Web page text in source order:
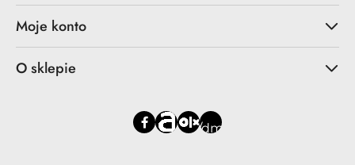
Moje konto
O sklepie